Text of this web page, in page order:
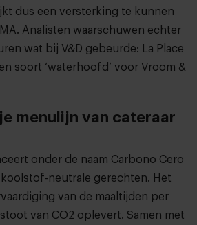
dus een versterking te kunnen
Analisten waarschuwen echter
wat bij V&D gebeurde: La Place
soort ‘waterhoofd’ voor Vroom &
menulijn van cateraar
onder de naam Carbono Cero
neutrale gerechten. Het
van de maaltijden per
van CO2 oplevert. Samen met